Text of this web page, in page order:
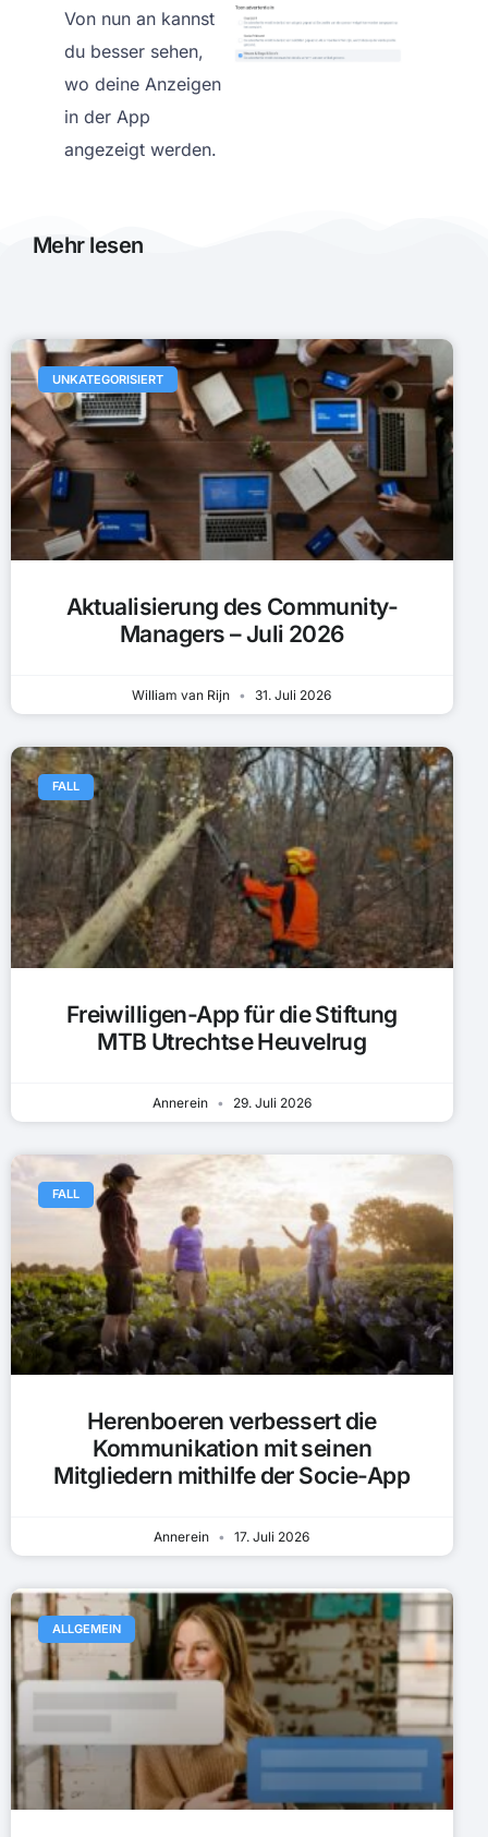
Von nun an kannst
du besser sehen,
wo deine Anzeigen
in der App
angezeigt werden.
Mehr lesen
UNKATEGORISIERT
Aktualisierung des Community-
Managers – Juli 2026
William van Rijn 31. Juli 2026
FALL
Freiwilligen-App für die Stiftung
MTB Utrechtse Heuvelrug
Annerein 29. Juli 2026
FALL
Herenboeren verbessert die
Kommunikation mit seinen
Mitgliedern mithilfe der Socie-App
Annerein 17. Juli 2026
ALLGEMEIN